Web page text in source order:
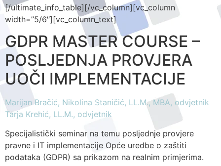
[/ultimate_info_table][/vc_column][vc_column
width=”5/6″][vc_column_text]
GDPR MASTER COURSE –
POSLJEDNJA PROVJERA
UOČI IMPLEMENTACIJE
Marijan Bračić, Nikolina Staničić, LL.M., MBA, odvjetnik
Tarja Krehić, LL.M., odvjetnik
Specijalistički seminar na temu posljednje provjere
pravne i IT implementacije Opće uredbe o zaštiti
podataka (GDPR) sa prikazom na realnim primjerima.